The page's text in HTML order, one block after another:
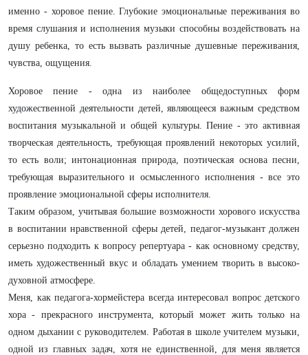
именно - хоровое пение. Глубокие эмоциональные переживания во
время слушания и исполнения музыки способны воздействовать на
душу ребенка, то есть вызвать различные душевные переживания,
чувства, ощущения.
Хоровое пение - одна из наиболее общедоступных форм
художественной деятельности детей, являющееся важным средством
воспитания музыкальной и общей культуры. Пение - это активная
творческая деятельность, требующая проявлений некоторых усилий,
то есть воли; интонационная природа, поэтическая основа песни,
требующая выразительного и осмысленного исполнения - все это
проявление эмоциональной сферы исполнителя.
Таким образом, учитывая большие возможности хорового искусства
в воспитании нравственной сферы детей, педагог-музыкант должен
серьезно подходить к вопросу репертуара - как основному средству,
иметь художественный вкус и обладать умением творить в высоко-
духовной атмосфере.
Меня, как педагога-хормейстера всегда интересовал вопрос детского
хора - прекрасного инструмента, который может жить только на
одном дыхании с руководителем. Работая в школе учителем музыки,
одной из главных задач, хотя не единственной, для меня является